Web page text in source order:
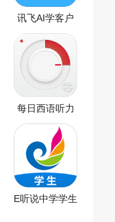
讯飞AI学客户
端
每日西语听力
app
E听说中学学生